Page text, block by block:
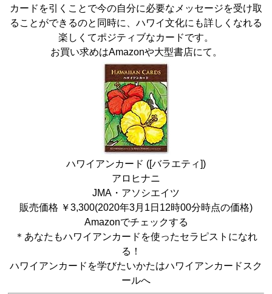
カードを引くことで今の自分に必要なメッセージを受け取
ることができるのと同時に、ハワイ文化にも詳しくなれる
楽しくてポジティブなカードです。
お買い求めはAmazonや大型書店にて。
ハワイアンカード ([バラエティ])
アロヒナニ
JMA・アソシエイツ
販売価格 ￥3,300(2020年3月1日12時00分時点の価格)
Amazonでチェックする
＊あなたもハワイアンカードを使ったセラピストになれ
る！
ハワイアンカードを学びたいかたはハワイアンカードスク
ールへ